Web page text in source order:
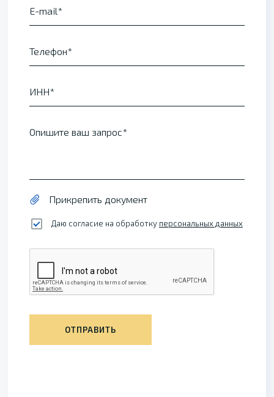
E-mail
Телефон
ИНН
Опишите ваш запрос
Прикрепить документ
Даю согласие на обработку персональных данных
ОТПРАВИТЬ